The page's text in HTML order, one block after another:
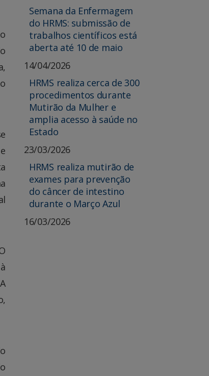
Semana da Enfermagem
do HRMS: submissão de
trabalhos científicos está
aberta até 10 de maio
14/04/2026
HRMS realiza cerca de 300
procedimentos durante
Mutirão da Mulher e
amplia acesso à saúde no
Estado
23/03/2026
HRMS realiza mutirão de
exames para prevenção
do câncer de intestino
durante o Março Azul
16/03/2026